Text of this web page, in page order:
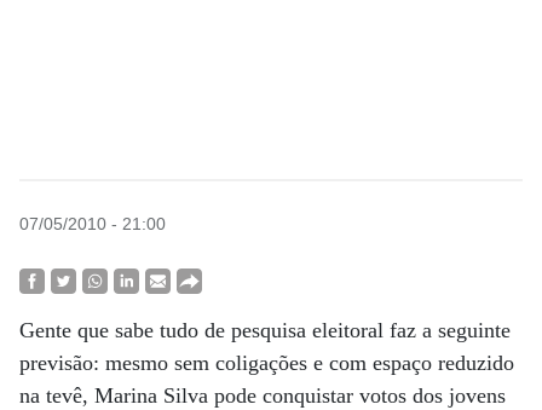
07/05/2010 - 21:00
Gente que sabe tudo de pesquisa eleitoral faz a seguinte
previsão: mesmo sem coligações e com espaço reduzido
na tevê, Marina Silva pode conquistar ­votos dos jovens